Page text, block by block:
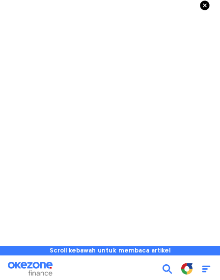
Scroll kebawah untuk membaca artikel